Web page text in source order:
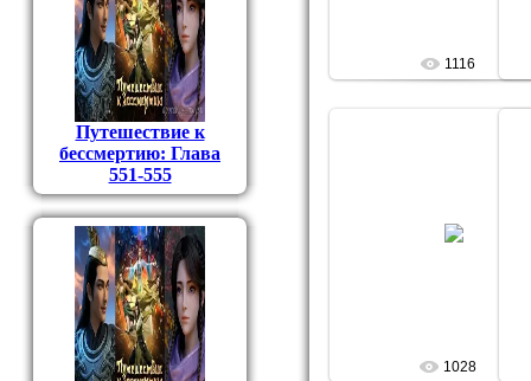
Путешествие к
бессмертию: Глава
551-555
1116
1028